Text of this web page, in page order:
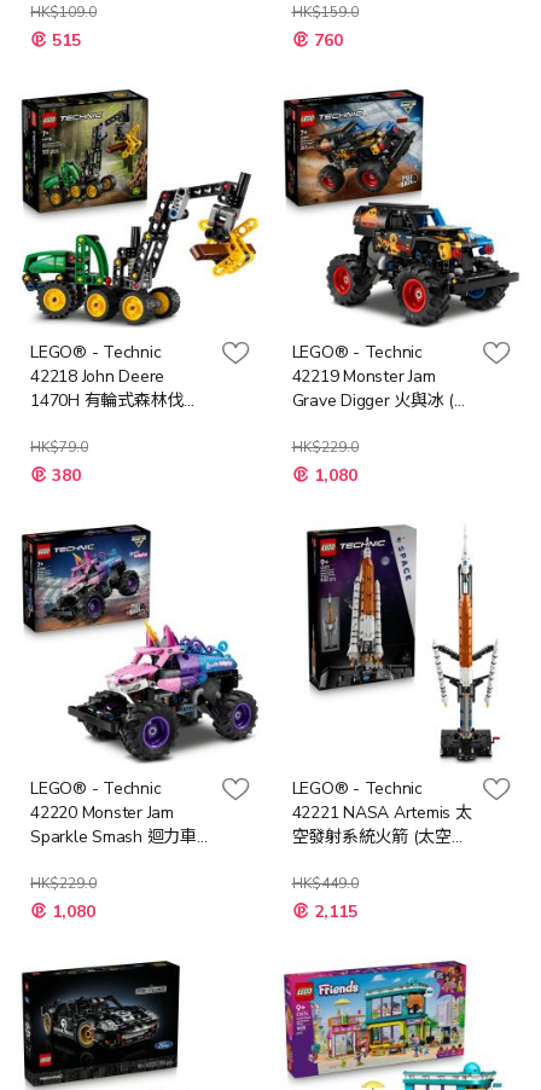
HK$109.0
特
殊 515
HK$159.0
特
殊 760
LEGO® - Technic
42218 John Deere
1470H 有輪式森林伐木
物,玩具)
HK$79.0
特
殊 380
LEGO® - Technic
42219 Monster Jam
Grave Digger 火與冰 (怪
玩具)
HK$229.0
特
殊 1,080
LEGO® - Technic
42220 Monster Jam
Sparkle Smash 迴力車
物,玩具)
HK$229.0
特
殊 1,080
LEGO® - Technic
42221 NASA Artemis 太
空發射系統火箭 (太空玩
HK$449.0
特
殊 2,115